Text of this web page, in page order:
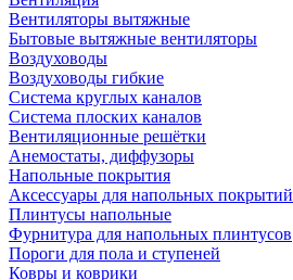
Вентиляторы вытяжные
Бытовые вытяжные вентиляторы
Воздуховоды
Воздуховоды гибкие
Система круглых каналов
Система плоских каналов
Вентиляционные решётки
Анемостаты, диффузоры
Напольные покрытия
Аксессуары для напольных покрытий
Плинтусы напольные
Фурнитура для напольных плинтусов
Пороги для пола и ступеней
Ковры и коврики